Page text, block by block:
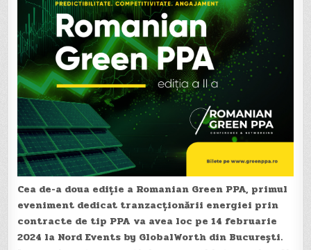
Cea de-a doua ediție a Romanian Green PPA, primul
eveniment dedicat tranzacționării energiei prin
contracte de tip PPA va avea loc pe 14 februarie
2024 la Nord Events by GlobalWorth din București.